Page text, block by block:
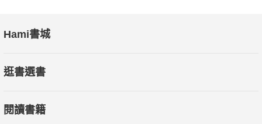
Hami書城
逛書選書
閱讀書籍